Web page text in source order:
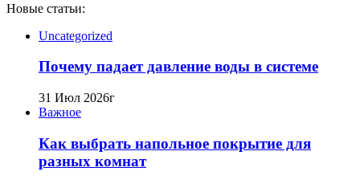
Новые статьи:
Uncategorized
Почему падает давление воды в системе
31 Июл 2026г
Важное
Как выбрать напольное покрытие для
разных комнат